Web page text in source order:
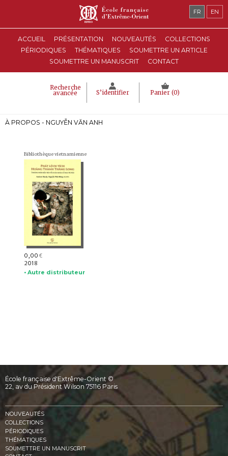
ACCUEIL PRÉSENTATION NOUVEAUTÉS
COLLECTIONS
PÉRIODIQUES
THÉMATIQUES
SOUMETTRE UN ARTICLE
SOUMETTRE UN MANUSCRIT
CONTACT
Recherche
avancée S’identifier Panier (0)
FR EN
À PROPOS - NGUYỄN VĂN ANH
Bibliothèque vietnamienne
0,00 €
2018
• Autre distributeur
École française d'Extrême-Orient ©
22, av du Président Wilson 75116 Paris
NOUVEAUTÉS
COLLECTIONS
PÉRIODIQUES
THÉMATIQUES
SOUMETTRE UN MANUSCRIT